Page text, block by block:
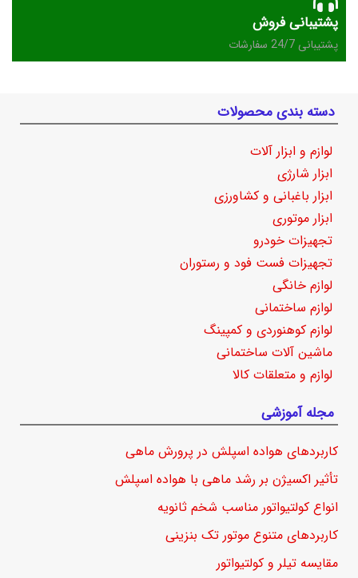
پشتیبانی فروش
پشتیبانی 24/7 سفارشات
دسته بندی محصولات
لوازم و ابزار آلات
ابزار شارژی
ابزار باغبانی و کشاورزی
ابزار موتوری
تجهیزات خودرو
تجهیزات فست فود و رستوران
لوازم خانگی
لوازم ساختمانی
لوازم کوهنوردی و کمپینگ
ماشین آلات ساختمانی
لوازم و متعلقات کالا
مجله آموزشی
کاربردهای هواده اسپلش در پرورش ماهی
تأثیر اکسیژن بر رشد ماهی با هواده اسپلش
انواع کولتیواتور مناسب شخم ثانویه
کاربردهای متنوع موتور تک بنزینی
مقایسه تیلر و کولتیواتور